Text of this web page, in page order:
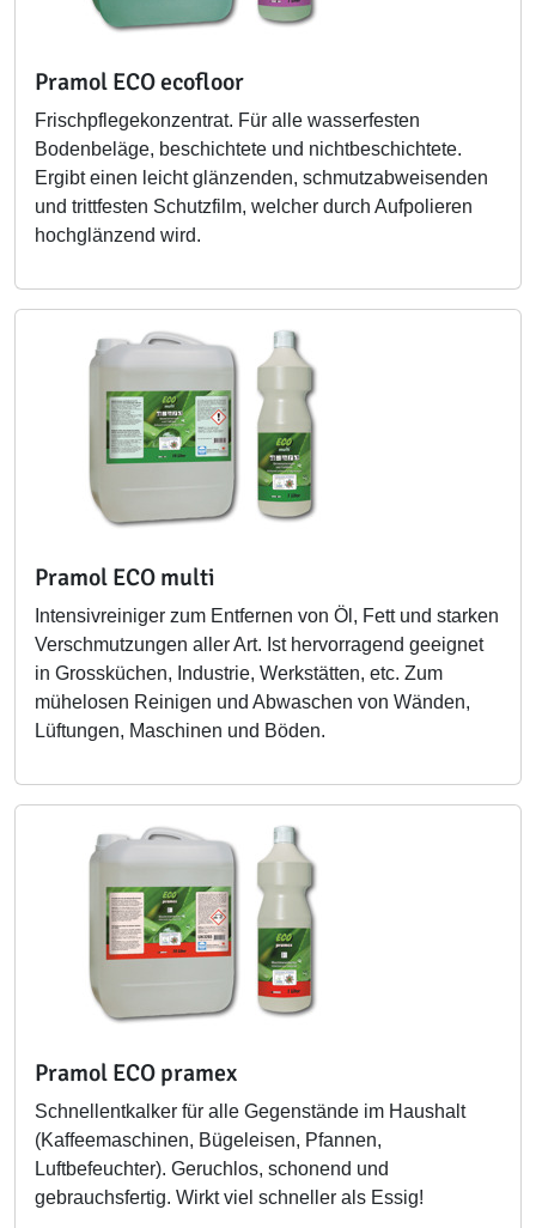
Pramol ECO ecofloor
Frischpflegekonzentrat. Für alle wasserfesten
Bodenbeläge, beschichtete und nichtbeschichtete.
Ergibt einen leicht glänzenden, schmutzabweisenden
und trittfesten Schutzfilm, welcher durch Aufpolieren
hochglänzend wird.
Pramol ECO multi
Intensivreiniger zum Entfernen von Öl, Fett und starken
Verschmutzungen aller Art. Ist hervorragend geeignet
in Grossküchen, Industrie, Werkstätten, etc. Zum
mühelosen Reinigen und Abwaschen von Wänden,
Lüftungen, Maschinen und Böden.
Pramol ECO pramex
Schnellentkalker für alle Gegenstände im Haushalt
(Kaffeemaschinen, Bügeleisen, Pfannen,
Luftbefeuchter). Geruchlos, schonend und
gebrauchsfertig. Wirkt viel schneller als Essig!